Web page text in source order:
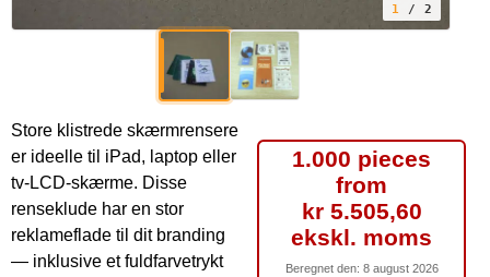
1 / 2
1.000 pieces
from
kr 5.505,60
ekskl. moms
Beregnet den: 8 august 2026
Store klistrede skærmrensere
er ideelle til iPad, laptop eller
tv-LCD-skærme. Disse
renseklude har en stor
reklameflade til dit branding
— inklusive et fuldfarvetrykt